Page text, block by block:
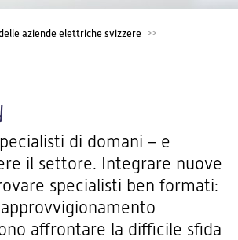
aziende elettriche svizzere
di domani – e
il settore. Integrare nuove
specialisti ben formati:
affrontare la difficile sfida